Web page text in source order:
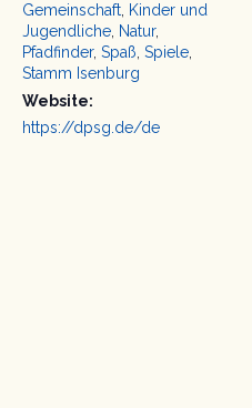
Gemeinschaft Kinder und
Jugendliche Natur,
Pfadfinder, Spaß Spiele
Stamm Isenburg
Website:
https://dpsg.de/de